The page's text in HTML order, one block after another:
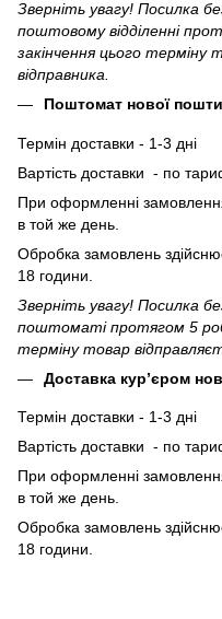
Зверніть увагу! Посилка
поштовому відділенні
закінчення цього терміну
відправника.
Поштомат нової пошти
Термін доставки - 1-3 дні
Вартість доставки - по
При оформленні
в той же день.
Обробка замовлень
18 години.
Зверніть увагу! Посилка
поштоматі протягом 5
терміну товар
Доставка кур’єром
Термін доставки - 1-3 дні
Вартість доставки - по
При оформленні
в той же день.
Обробка замовлень
18 години.